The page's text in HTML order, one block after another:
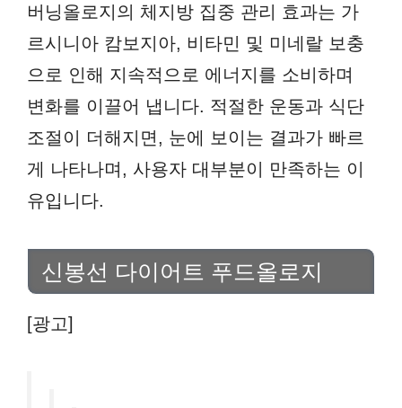
버닝올로지의 체지방 집중 관리 효과는 가
르시니아 캄보지아, 비타민 및 미네랄 보충
으로 인해 지속적으로 에너지를 소비하며
변화를 이끌어 냅니다. 적절한 운동과 식단
조절이 더해지면, 눈에 보이는 결과가 빠르
게 나타나며, 사용자 대부분이 만족하는 이
유입니다.
신봉선 다이어트 푸드올로지
[광고]